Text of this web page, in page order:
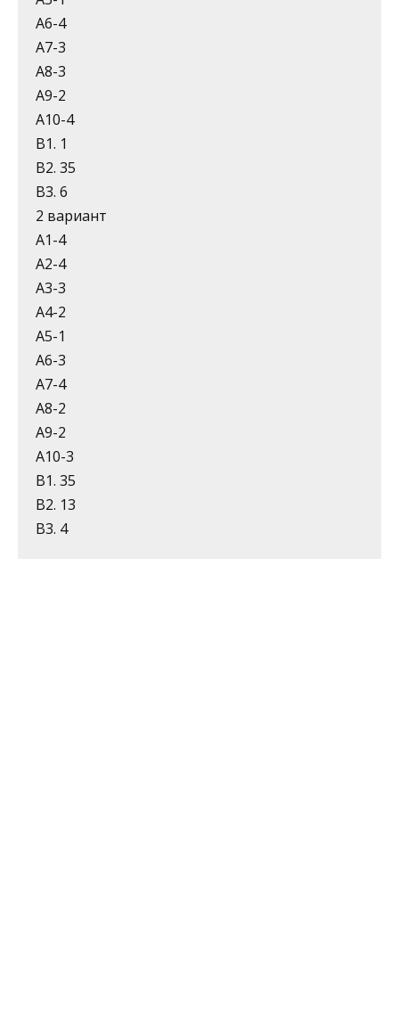
А6-4
А7-3
А8-3
А9-2
А10-4
В1. 1
В2. 35
В3. 6
2 вариант
А1-4
А2-4
А3-3
А4-2
А5-1
А6-3
А7-4
А8-2
А9-2
А10-3
В1. 35
В2. 13
В3. 4